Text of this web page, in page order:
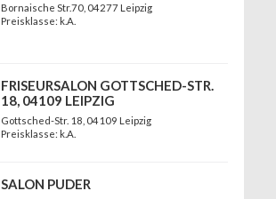
Bornaische Str.70, 04277 Leipzig
Preisklasse: k.A.
FRISEURSALON GOTTSCHED-STR.
18, 04109 LEIPZIG
Gottsched-Str. 18 , 04109 Leipzig
Preisklasse: k.A.
SALON PUDER